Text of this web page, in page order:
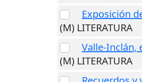
Exposición
(M) LITERATURA
Valle-Inclán,
(M) LITERATURA